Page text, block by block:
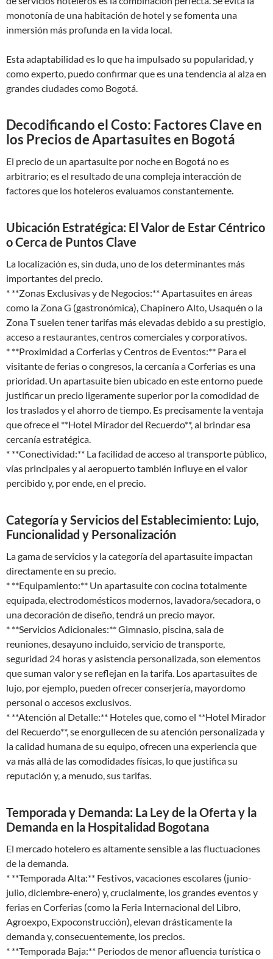
monotonía de una habitación de hotel y se fomenta una
inmersión más profunda en la vida local.
Esta adaptabilidad es lo que ha impulsado su popularidad, y
como experto, puedo confirmar que es una tendencia al alza en
grandes ciudades como Bogotá.
Decodificando el Costo: Factores Clave en
los Precios de Apartasuites en Bogotá
El precio de un apartasuite por noche en Bogotá no es
arbitrario; es el resultado de una compleja interacción de
factores que los hoteleros evaluamos constantemente.
Ubicación Estratégica: El Valor de Estar Céntrico
o Cerca de Puntos Clave
La localización es, sin duda, uno de los determinantes más
importantes del precio.
* **Zonas Exclusivas y de Negocios:** Apartasuites en áreas
como la Zona G (gastronómica), Chapinero Alto, Usaquén o la
Zona T suelen tener tarifas más elevadas debido a su prestigio,
acceso a restaurantes, centros comerciales y corporativos.
* **Proximidad a Corferias y Centros de Eventos:** Para el
visitante de ferias o congresos, la cercanía a Corferias es una
prioridad. Un apartasuite bien ubicado en este entorno puede
justificar un precio ligeramente superior por la comodidad de
los traslados y el ahorro de tiempo. Es precisamente la ventaja
que ofrece el **Hotel Mirador del Recuerdo**, al brindar esa
cercanía estratégica.
* **Conectividad:** La facilidad de acceso al transporte público,
vías principales y al aeropuerto también influye en el valor
percibido y, por ende, en el precio.
Categoría y Servicios del Establecimiento: Lujo,
Funcionalidad y Personalización
La gama de servicios y la categoría del apartasuite impactan
directamente en su precio.
* **Equipamiento:** Un apartasuite con cocina totalmente
equipada, electrodomésticos modernos, lavadora/secadora, o
una decoración de diseño, tendrá un precio mayor.
* **Servicios Adicionales:** Gimnasio, piscina, sala de
reuniones, desayuno incluido, servicio de transporte,
seguridad 24 horas y asistencia personalizada, son elementos
que suman valor y se reflejan en la tarifa. Los apartasuites de
lujo, por ejemplo, pueden ofrecer conserjería, mayordomo
personal o accesos exclusivos.
* **Atención al Detalle:** Hoteles que, como el **Hotel Mirador
del Recuerdo**, se enorgullecen de su atención personalizada y
la calidad humana de su equipo, ofrecen una experiencia que
va más allá de las comodidades físicas, lo que justifica su
reputación y, a menudo, sus tarifas.
Temporada y Demanda: La Ley de la Oferta y la
Demanda en la Hospitalidad Bogotana
El mercado hotelero es altamente sensible a las fluctuaciones
de la demanda.
* **Temporada Alta:** Festivos, vacaciones escolares (junio-
julio, diciembre-enero) y, crucialmente, los grandes eventos y
ferias en Corferias (como la Feria Internacional del Libro,
Agroexpo, Expoconstrucción), elevan drásticamente la
demanda y, consecuentemente, los precios.
* **Temporada Baja:** Periodos de menor afluencia turística o